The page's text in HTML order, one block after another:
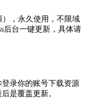
），永久使用，不限域
后台一键更新，具体请
录你的账号下载资源
是覆盖更新。